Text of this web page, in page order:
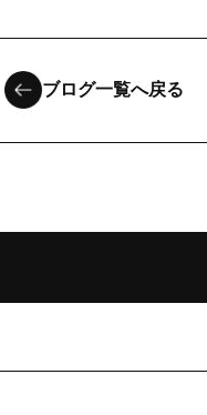
ブログ一覧へ戻る